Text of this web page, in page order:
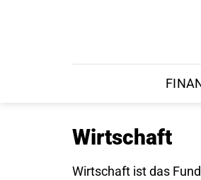
Wirtschaft
Wirtschaft ist das